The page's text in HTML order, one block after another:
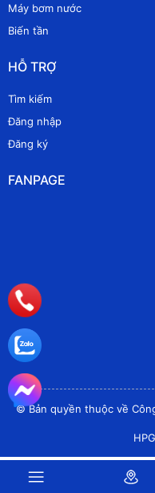
Máy bơm nước
Biến tần
HỖ TRỢ
Tìm kiếm
Đăng nhập
Đăng ký
FANPAGE
© Bản quyền thuộc về